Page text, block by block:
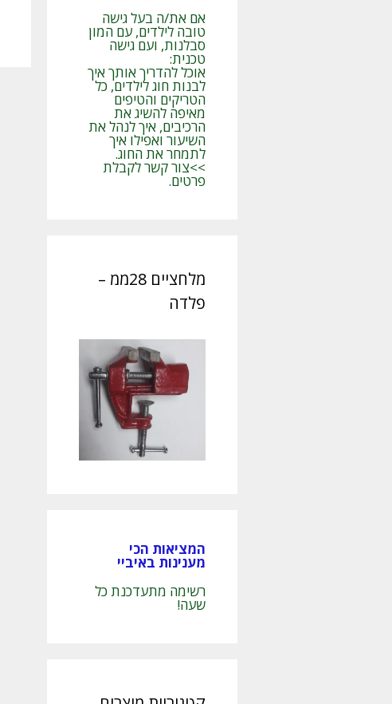
אם את/ה בעל גישה
טובה לילדים, עם המון
סבלנות, ועם גישה
טכנית:
אוכל להדריך אותך איך
לבנות חוג לילדים, כל
הטריקים והטיפים
מאיפה להשיג את
הרכיבים, איך לנהל את
השיעור ואפילו איך
לתמחר את החוג.
>>צור קשר לקבלת
פרטים.
מלחציים 28ממ –
פלדה
המציאות הכי
מענינות באיביי
רשימה מתעדכנת כל
שעה!